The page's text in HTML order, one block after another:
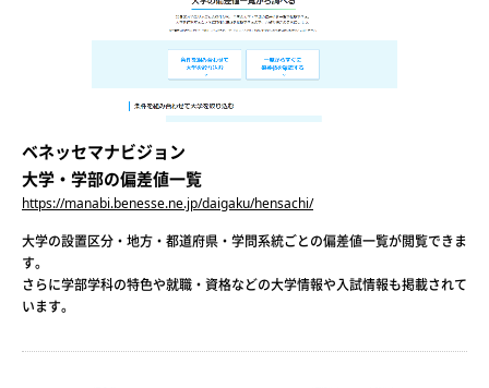
ベネッセマナビジョン
大学・学部の偏差値一覧
https://manabi.benesse.ne.jp/daigaku/hensachi/
大学の設置区分・地方・都道府県・学問系統ごとの偏差値一覧が閲覧できま
す。
さらに学部学科の特色や就職・資格などの大学情報や入試情報も掲載されて
います。